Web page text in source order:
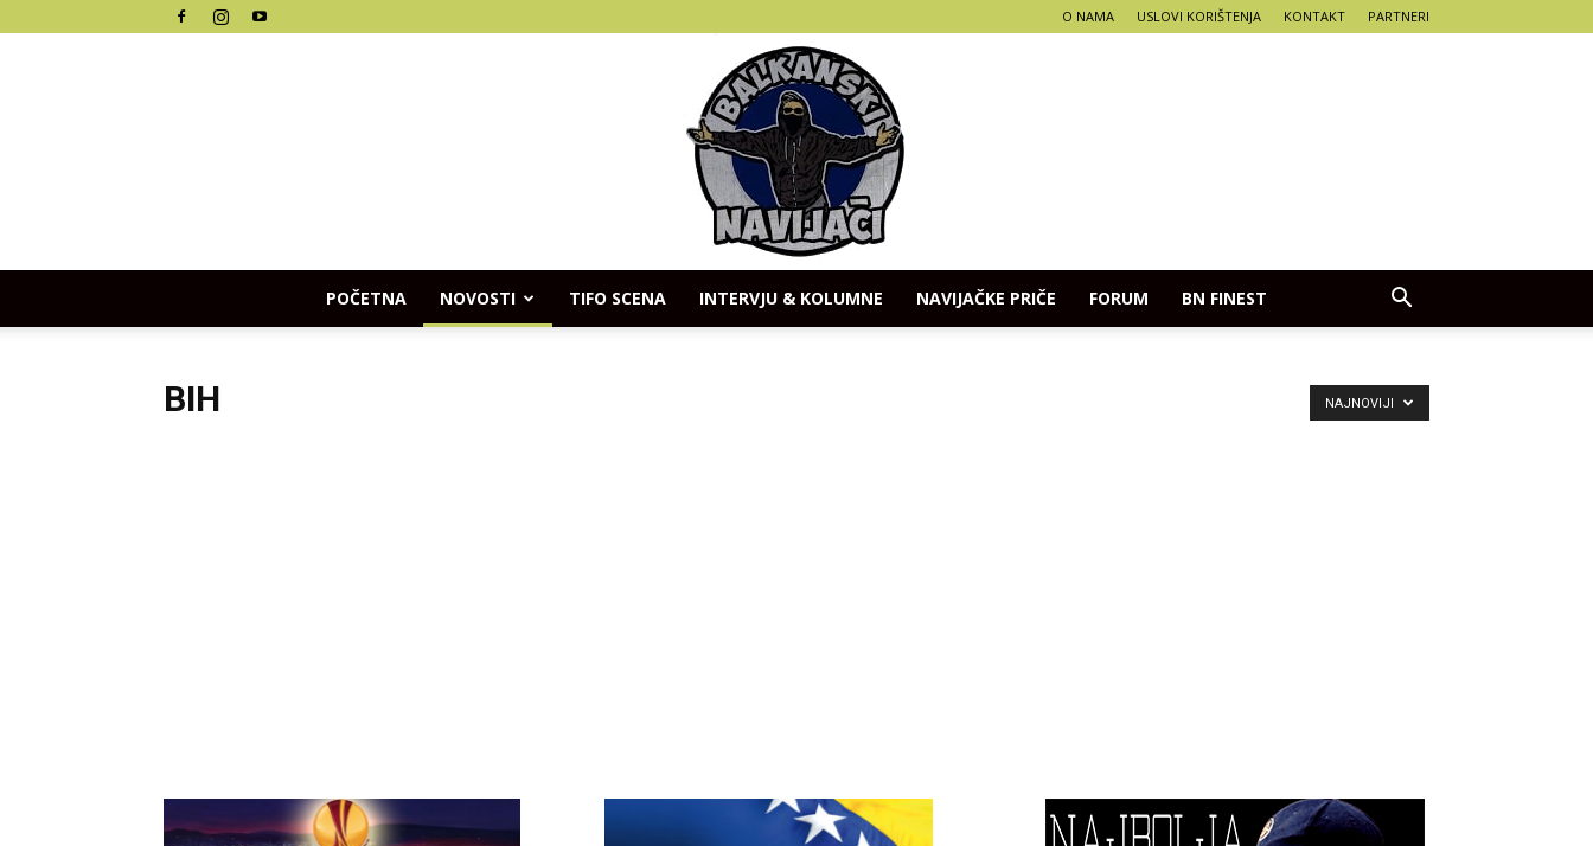
O NAMA USLOVI KORIŠTENJA KONTAKT PARTNERI
POČETNA NOVOSTI TIFO SCENA INTERVJU & KOLUMNE NAVIJAČKE PRIČE FORUM BN FINEST
BIH NAJNOVIJI